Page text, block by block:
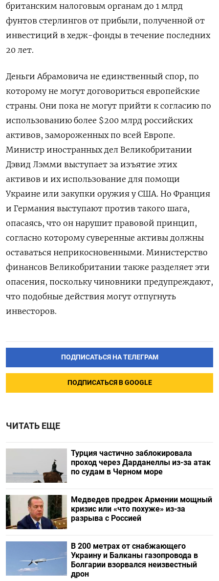
британским налоговым органам до 1 млрд
фунтов стерлингов от прибыли, полученной от
инвестиций в хедж-фонды в течение последних
20 лет.
Деньги Абрамовича не единственный спор, по
которому не могут договориться европейские
страны. Они пока не могут прийти к согласию по
использованию более $200 млрд российских
активов, замороженных по всей Европе.
Министр иностранных дел Великобритании
Дэвид Лэмми выступает за изъятие этих
активов и их использование для помощи
Украине или закупки оружия у США. Но Франция
и Германия выступают против такого шага,
опасаясь, что он нарушит правовой принцип,
согласно которому суверенные активы должны
оставаться неприкосновенными. Министерство
финансов Великобритании также разделяет эти
опасения, поскольку чиновники предупреждают,
что подобные действия могут отпугнуть
инвесторов.
ПОДПИСАТЬСЯ НА ТЕЛЕГРАМ
ПОДПИСАТЬСЯ В GOOGLE
ЧИТАТЬ ЕЩЕ
Турция частично заблокировала
проход через Дарданеллы из-за атак
по судам в Черном море
Медведев предрек Армении мощный
кризис или «что похуже» из-за
разрыва с Россией
В 200 метрах от снабжающего
Украину и Балканы газопровода в
Болгарии взорвался неизвестный
дрон